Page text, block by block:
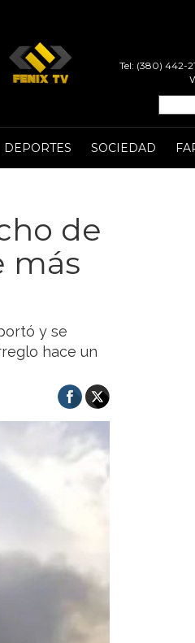
Tel: (380) 442-
DEPORTES SOCIEDAD
de
más
y se
hace un